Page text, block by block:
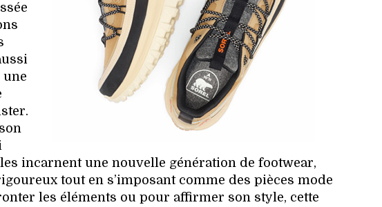
une
incarnent une nouvelle génération de footwear,
tout en s’imposant comme des pièces mode
les éléments ou pour affirmer son style, cette